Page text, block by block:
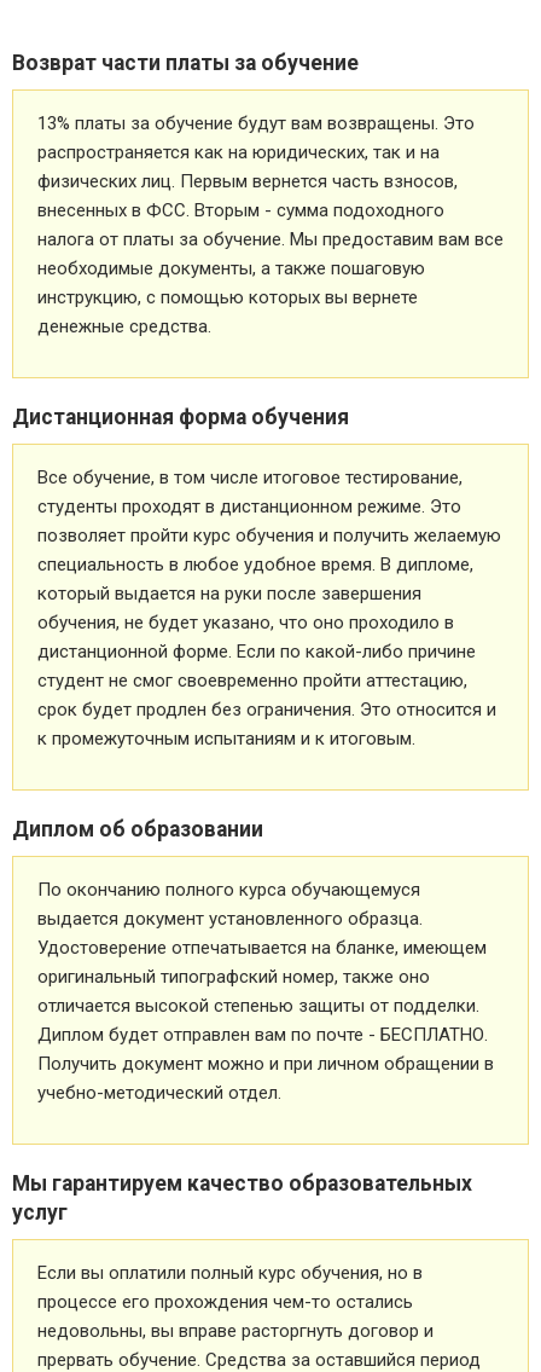
Возврат части платы за обучение
13% платы за обучение будут вам возвращены. Это
распространяется как на юридических, так и на
физических лиц. Первым вернется часть взносов,
внесенных в ФСС. Вторым - сумма подоходного
налога от платы за обучение. Мы предоставим вам все
необходимые документы, а также пошаговую
инструкцию, с помощью которых вы вернете
денежные средства.
Дистанционная форма обучения
Все обучение, в том числе итоговое тестирование,
студенты проходят в дистанционном режиме. Это
позволяет пройти курс обучения и получить желаемую
специальность в любое удобное время. В дипломе,
который выдается на руки после завершения
обучения, не будет указано, что оно проходило в
дистанционной форме. Если по какой-либо причине
студент не смог своевременно пройти аттестацию,
срок будет продлен без ограничения. Это относится и
к промежуточным испытаниям и к итоговым.
Диплом об образовании
По окончанию полного курса обучающемуся
выдается документ установленного образца.
Удостоверение отпечатывается на бланке, имеющем
оригинальный типографский номер, также оно
отличается высокой степенью защиты от подделки.
Диплом будет отправлен вам по почте - БЕСПЛАТНО.
Получить документ можно и при личном обращении в
учебно-методический отдел.
Мы гарантируем качество образовательных
услуг
Если вы оплатили полный курс обучения, но в
процессе его прохождения чем-то остались
недовольны, вы вправе расторгнуть договор и
прервать обучение. Средства за оставшийся период